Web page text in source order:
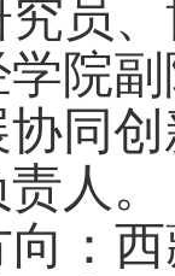
究员、
院
同
人。
：